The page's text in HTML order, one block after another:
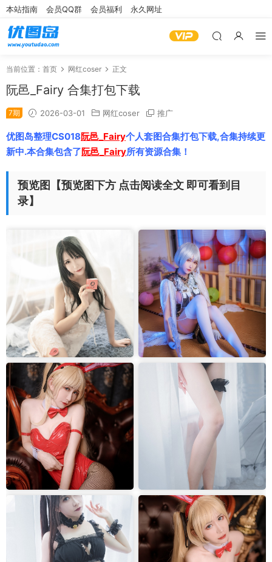
本站指南 会员QQ群 会员福利 永久网址
当前位置： 首页 网红coser 正文
阮邑_Fairy 合集打包下载
7期 2026-03-01 网红coser 推广
优图岛整理CS018阮邑_Fairy个人套图合集打包下载,合集持续更
新中.本合集包含了阮邑_Fairy所有资源合集！
预览图【预览图下方 点击阅读全文 即可看到目
录】